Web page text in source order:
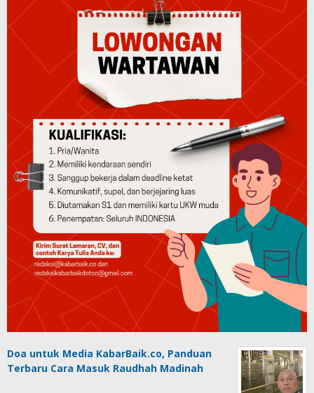
Doa untuk Media KabarBaik.co, Panduan
Terbaru Cara Masuk Raudhah Madinah